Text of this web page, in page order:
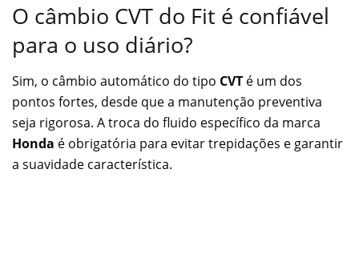
O câmbio CVT do Fit é confiável
para o uso diário?
Sim, o câmbio automático do tipo CVT é um dos
pontos fortes, desde que a manutenção preventiva
seja rigorosa. A troca do fluido específico da marca
Honda é obrigatória para evitar trepidações e garantir
a suavidade característica.